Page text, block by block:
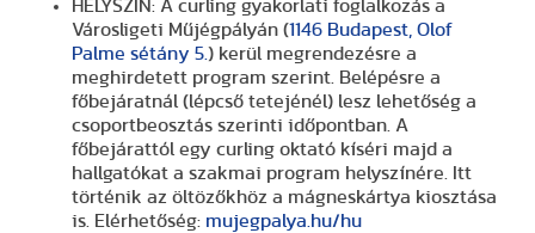
HELYSZÍN: A curling gyakorlati foglalkozás a
Városligeti Műjégpályán (1146 Budapest, Olof
Palme sétány 5.) kerül megrendezésre a
meghirdetett program szerint. Belépésre a
főbejáratnál (lépcső tetejénél) lesz lehetőség a
csoportbeosztás szerinti időpontban. A
főbejárattól egy curling oktató kíséri majd a
hallgatókat a szakmai program helyszínére. Itt
történik az öltözőkhöz a mágneskártya kiosztása
is. Elérhetőség: mujegpalya.hu/hu